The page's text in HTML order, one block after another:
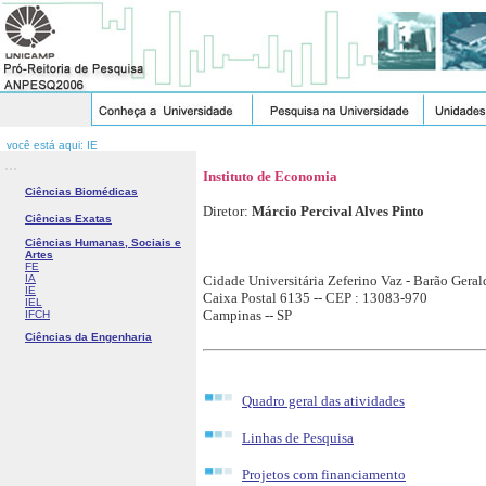
você está aqui: IE
...
Ciências Biomédicas
Ciências Exatas
Ciências Humanas, Sociais e
Artes
FE
IA
IE
IEL
IFCH
Ciências da Engenharia
Instituto de Economia
Diretor: Márcio Percival Alves Pinto
Cidade Universitária Zeferino Vaz - Barão
Caixa Postal 6135 -- CEP : 13083-970
Campinas -- SP
Quadro geral das atividades
Linhas de Pesquisa
Projetos com financiamento